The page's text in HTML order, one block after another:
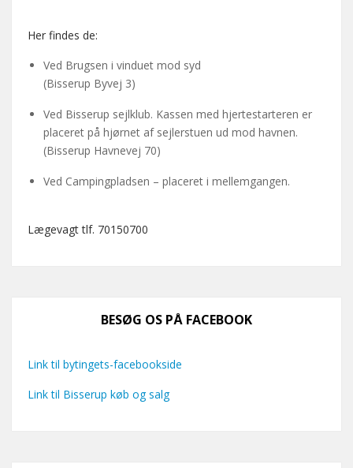
Her findes de:
Ved Brugsen i vinduet mod syd
(Bisserup Byvej 3)
Ved Bisserup sejlklub. Kassen med hjertestarteren er
placeret på hjørnet af sejlerstuen ud mod havnen.
(Bisserup Havnevej 70)
Ved Campingpladsen – placeret i mellemgangen.
Lægevagt tlf. 70150700
BESØG OS PÅ FACEBOOK
Link til bytingets-facebookside
Link til Bisserup køb og salg